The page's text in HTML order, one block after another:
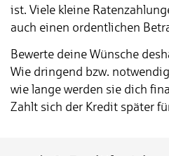
ist. Viele kleine
auch einen ordentlichen
Bewerte deine Wünsche
Wie dringend bzw.
wie lange werden sie dich
Zahlt sich der Kredit später